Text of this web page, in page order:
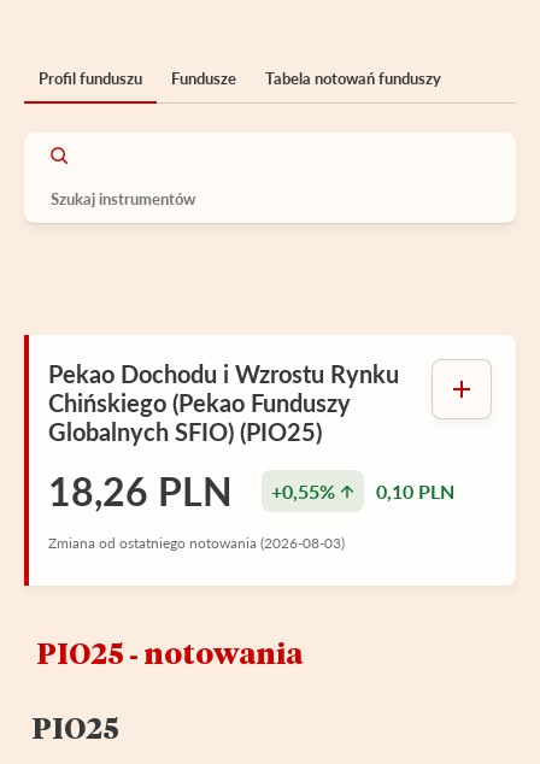
Profil funduszu Fundusze Tabela notowań funduszy
Pekao Dochodu i Wzrostu Rynku
Chińskiego (Pekao Funduszy
Globalnych SFIO) (PIO25)
18,26 PLN +0,55% 0,10 PLN
Zmiana od ostatniego notowania (2026-08-03)
PIO25 ‑ notowania
PIO25